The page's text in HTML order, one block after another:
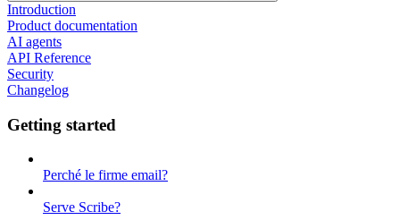
Introduction
Product documentation
AI agents
API Reference
Security
Changelog
Getting started
Perché le firme email?
Serve Scribe?